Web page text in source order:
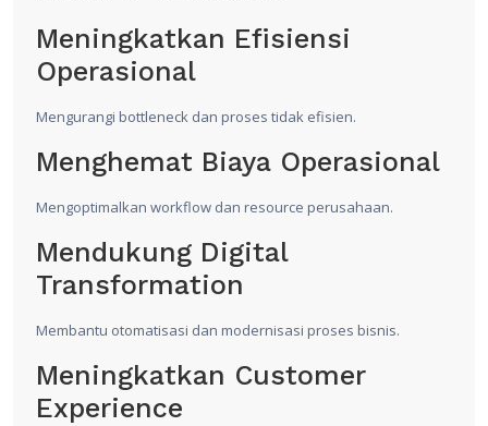
Meningkatkan Efisiensi
Operasional
Mengurangi bottleneck dan proses tidak efisien.
Menghemat Biaya Operasional
Mengoptimalkan workflow dan resource perusahaan.
Mendukung Digital
Transformation
Membantu otomatisasi dan modernisasi proses bisnis.
Meningkatkan Customer
Experience